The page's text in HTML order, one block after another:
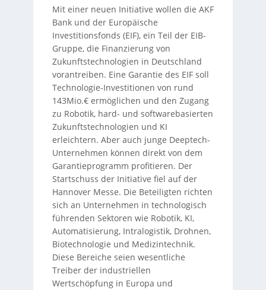
Mit einer neuen Initiative wollen die AKF
Bank und der Europäische
Investitionsfonds (EIF), ein Teil der EIB-
Gruppe, die Finanzierung von
Zukunftstechnologien in Deutschland
vorantreiben. Eine Garantie des EIF soll
Technologie-Investitionen von rund
143Mio.€ ermöglichen und den Zugang
zu Robotik, hard- und softwarebasierten
Zukunftstechnologien und KI
erleichtern. Aber auch junge Deeptech-
Unternehmen können direkt von dem
Garantieprogramm profitieren. Der
Startschuss der Initiative fiel auf der
Hannover Messe. Die Beteiligten richten
sich an Unternehmen in technologisch
führenden Sektoren wie Robotik, KI,
Automatisierung, Intralogistik, Drohnen,
Biotechnologie und Medizintechnik.
Diese Bereiche seien wesentliche
Treiber der industriellen
Wertschöpfung in Europa und